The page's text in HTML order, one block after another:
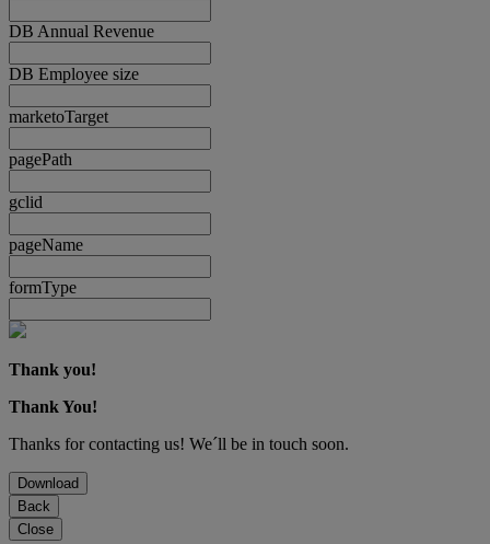
DB Annual Revenue
DB Employee size
marketoTarget
pagePath
gclid
pageName
formType
Thank you!
Thank You!
Thanks for contacting us! We´ll be in touch soon.
Download
Back
Close